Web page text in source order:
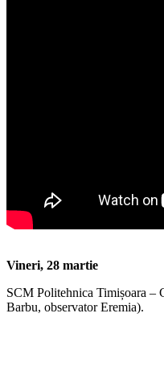
Vineri, 28 martie
SCM Politehnica Timișoara –
Barbu, observator Eremia).